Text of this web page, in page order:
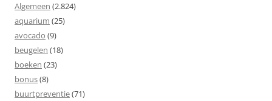
Algemeen (2.824)
aquarium (25)
avocado (9)
beugelen (18)
boeken (23)
bonus(8)
buurtpreventie(71)